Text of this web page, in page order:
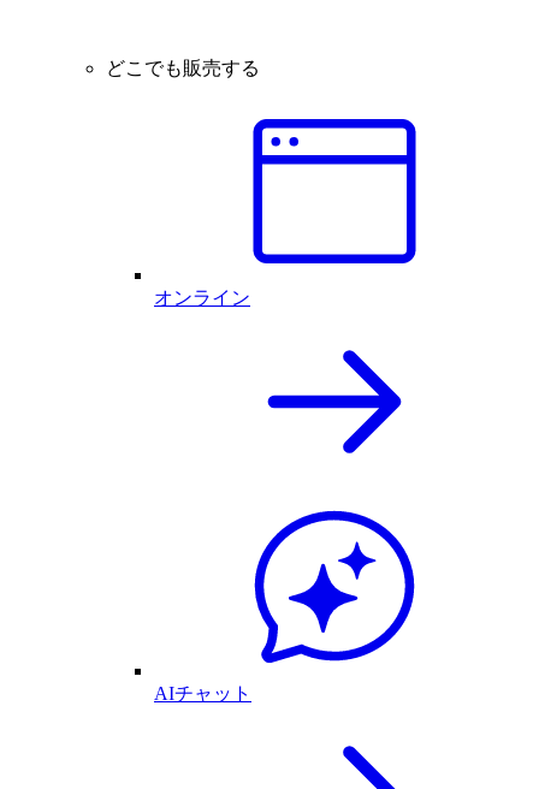
どこでも販売する
オンライン
AIチャット